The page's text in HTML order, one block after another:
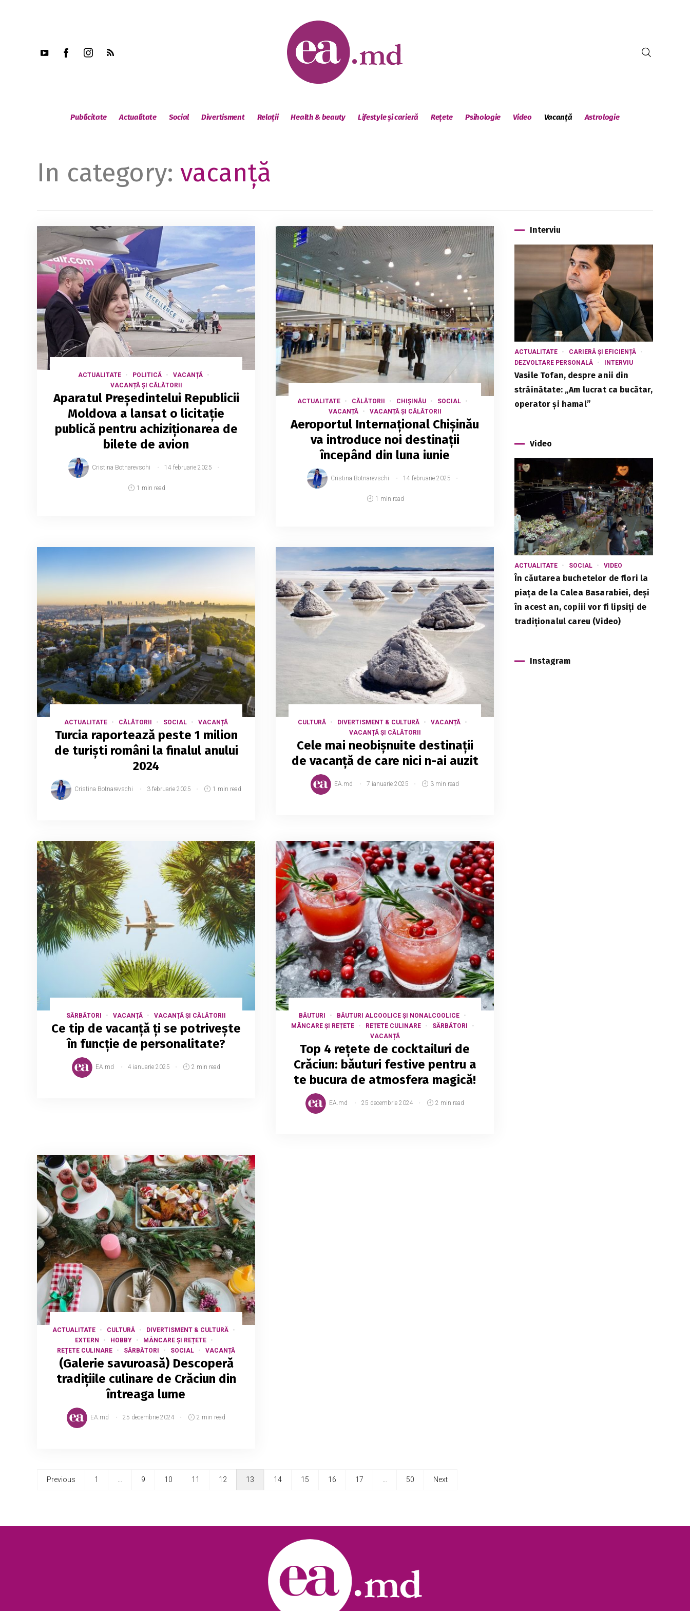
Publicitate Actualitate Social Divertisment Relații Health & beauty Lifestyle și carieră Rețete Psihologie Video Vacanță Astrologie
In category: vacanță
ACTUALITATE POLITICĂ
VACANȚĂ
VACANȚĂ ȘI CĂLĂTORII
Aparatul Președintelui Republicii
Moldova a lansat o licitație
publică pentru achiziționarea de
bilete de avion
Cristina Botnarevschi 14 februarie 2025
1 min read
ACTUALITATE CĂLĂTORII CHIȘINĂU
SOCIAL
VACANȚĂ
VACANȚĂ ȘI CĂLĂTORII
Aeroportul Internațional Chișinău
va introduce noi destinații
începând din luna iunie
Cristina Botnarevschi 14 februarie 2025
1 min read
ACTUALITATE CĂLĂTORII SOCIAL VACANȚĂ
Turcia raportează peste 1 milion
de turiști români la finalul anului
2024
Cristina Botnarevschi 3 februarie 2025 1 min read
CULTURĂ DIVERTISMENT & CULTURĂ
VACANȚĂ
VACANȚĂ ȘI CĂLĂTORII
Cele mai neobișnuite destinații
de vacanță de care nici n-ai auzit
EA.md 7 ianuarie 2025 3 min read
SĂRBĂTORI VACANȚĂ VACANȚĂ ȘI CĂLĂTORII
Ce tip de vacanță ți se potrivește
în funcție de personalitate?
EA.md 4 ianuarie 2025 2 min read
BĂUTURI
BĂUTURI ALCOOLICE ȘI NONALCOOLICE
MÂNCARE ȘI REȚETE
REȚETE CULINARE
SĂRBĂTORI
VACANȚĂ
Top 4 rețete de cocktailuri de
Crăciun: băuturi festive pentru a
te bucura de atmosfera magică!
EA.md 25 decembrie 2024 2 min read
ACTUALITATE CULTURĂ
DIVERTISMENT & CULTURĂ
EXTERN
HOBBY
MÂNCARE ȘI REȚETE
REȚETE CULINARE
SĂRBĂTORI SOCIAL VACANȚĂ
(Galerie savuroasă) Descoperă
tradițiile culinare de Crăciun din
întreaga lume
EA.md 25 decembrie 2024 2 min read
Previous 1 9 10 11 12 13 14 15 16 17 50 Next
Interviu
ACTUALITATE
CARIERĂ ȘI EFICIENȚĂ
DEZVOLTARE PERSONALĂ
INTERVIU
Vasile Tofan, despre anii din
străinătate: „Am lucrat ca bucătar,
operator și hamal”
Video
ACTUALITATE SOCIAL VIDEO
În căutarea buchetelor de flori la
piața de la Calea Basarabiei, deși
în acest an, copiii vor fi lipsiți de
tradiționalul careu (Video)
Instagram